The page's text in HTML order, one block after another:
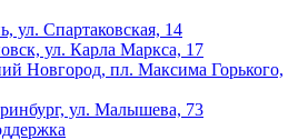
ул. Спартаковская, 14
ул. Карла Маркса, 17
Новгород, пл. Максима Горького,
ул. Малышева, 73